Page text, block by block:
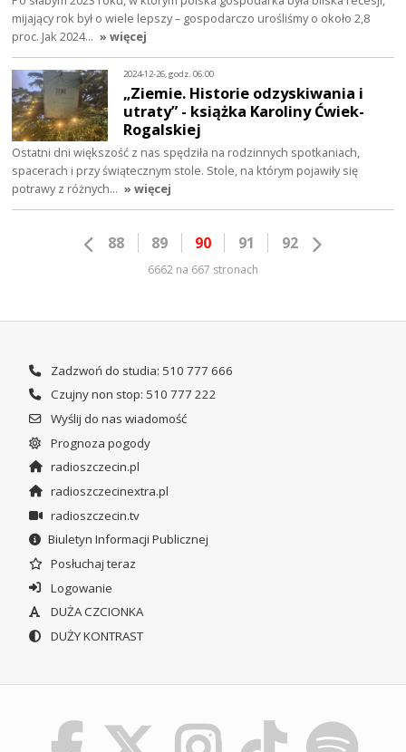
mijający rok był o wiele lepszy – gospodarczo urośliśmy o około 2,8
proc. Jak 2024… » więcej
2024-12-26, godz. 06:00
„Ziemie. Historie odzyskiwania i
utraty” - książka Karoliny Ćwiek-
Rogalskiej
Ostatni dni większość z nas spędziła na rodzinnych spotkaniach,
spacerach i przy świątecznym stole. Stole, na którym pojawiły się
potrawy z różnych… » więcej
88 89 90 91 92
6662 na 667 stronach
Zadzwoń do studia: 510 777 666
Czujny non stop: 510 777 222
Wyślij do nas wiadomość
Prognoza pogody
radioszczecin.pl
radioszczecinextra.pl
radioszczecin.tv
Biuletyn Informacji Publicznej
Posłuchaj teraz
Logowanie
DUŻA CZCIONKA
DUŻY KONTRAST